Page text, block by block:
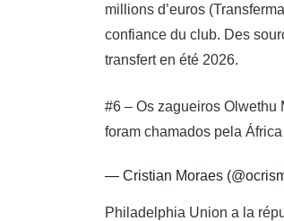
millions d’euros
confiance du club. Des
transfert en été 2026.
#6 – Os zagueiros
foram chamados pela
— Cristian Moraes
Philadelphia Union a la